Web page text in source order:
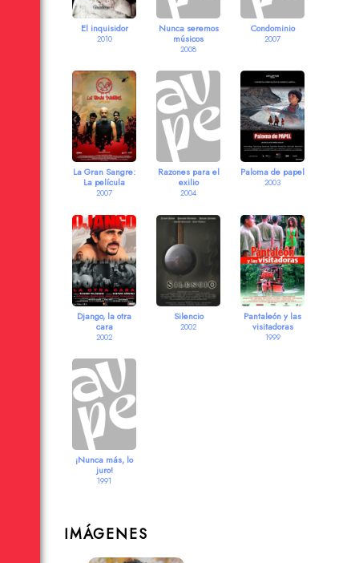
El inquisidor
2010
Nunca seremos
músicos
2008
Condominio
2007
La Gran Sangre:
La película
2007
Razones para el
exilio
2004
Paloma de papel
2003
Django, la otra
cara
2002
Silencio
2002
Pantaleón y las
visitadoras
1999
¡Nunca más, lo
juro!
1991
IMÁGENES